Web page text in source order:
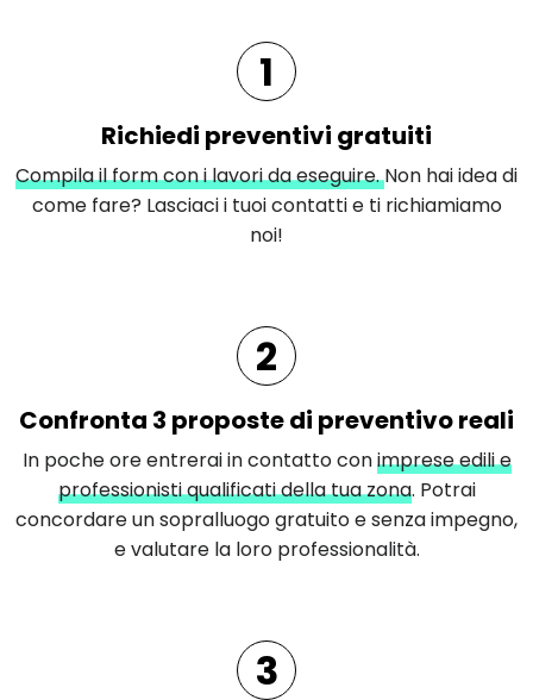
1
Richiedi preventivi gratuiti
Compila il form con i lavori da eseguire.Non hai idea di
come fare? Lasciaci i tuoi contatti e ti richiamiamo
noi!
2
Confronta 3 proposte di preventivo reali
In poche ore entrerai in contatto conimprese edili e
professionisti qualificati della tua zona. Potrai
concordare un sopralluogo gratuito e senza impegno,
e valutare la loro professionalità.
3